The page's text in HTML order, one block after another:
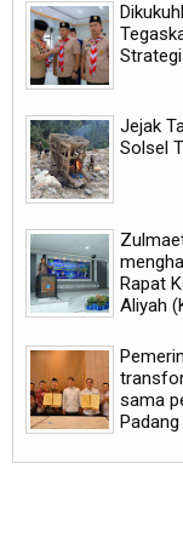
Jejak
Solsel
Rapat
Aliyah
sama
Padang